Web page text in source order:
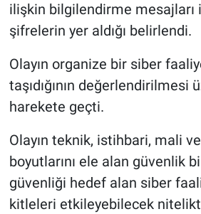
ilişkin bilgilendirme mesajları
şifrelerin yer aldığı belirlendi.
Olayın organize bir siber
taşıdığının değerlendirilmesi
harekete geçti.
Olayın teknik, istihbari, mali
boyutlarını ele alan güvenlik
güvenliği hedef alan siber
kitleleri etkileyebilecek